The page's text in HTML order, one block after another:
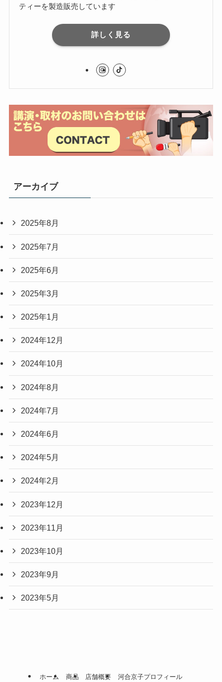
ティーを製造販売しています
詳しく見る
アーカイブ
2025年8月
2025年7月
2025年6月
2025年3月
2025年1月
2024年12月
2024年10月
2024年8月
2024年7月
2024年6月
2024年5月
2024年2月
2023年12月
2023年11月
2023年10月
2023年9月
2023年5月
ホーム 商品 店舗概要 河合京子プロフィール